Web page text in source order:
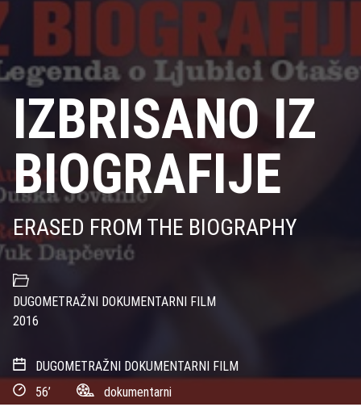
IZBRISANO IZ
BIOGRAFIJE
ERASED FROM THE BIOGRAPHY
DUGOMETRAŽNI DOKUMENTARNI FILM
2016
DUGOMETRAŽNI DOKUMENTARNI FILM
56’
dokumentarni